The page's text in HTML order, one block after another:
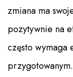
zmiana ma
pozytywnie na
często wymaga